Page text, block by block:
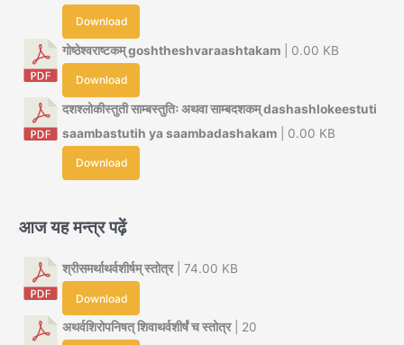
Download
गोष्ठेश्वराष्टकम् goshtheshvaraashtakam | 0.00 KB
Download
दशश्लोकीस्तुती साम्बस्तुतिः अथवा साम्बदशकम् dashashlokeestuti
saambastutih ya saambadashakam | 0.00 KB
Download
आज यह मन्त्र पढ़ें
श्रीसमर्थाथर्वशीर्षम् स्तोत्र| 74.00 KB
Download
अथर्वशिरोपनिषत् शिवाथर्वशीर्षं च स्तोत्र| 20